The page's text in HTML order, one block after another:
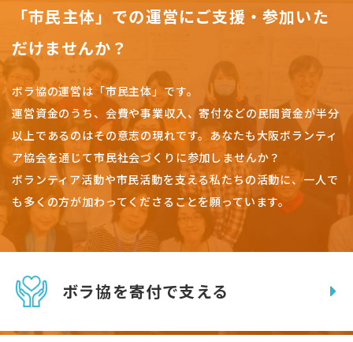
「市民主体」での運営にご支援・参加いた
だけませんか？
ボラ協の運営は「市民主体」です。
運営資金のうち、会費や事業収入、寄付などの民間資金が半分
以上であるのはその意志の現れです。 あなたも大阪ボランティ
ア協会を通じて市民社会づくりに参加しませんか？
ボランティア活動や市民活動を支える私たちの活動に、一人で
も多くの方が加わってくださることを願っています。
ボラ協を寄付で支える